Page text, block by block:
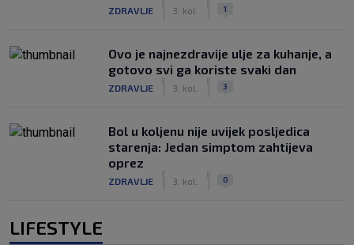
ZDRAVLJE 3. kol. 1
Ovo je najnezdravije ulje za kuhanje, a
gotovo svi ga koriste svaki dan
ZDRAVLJE 3. kol. 3
Bol u koljenu nije uvijek posljedica
starenja: Jedan simptom zahtijeva
oprez
ZDRAVLJE 3. kol. 0
LIFESTYLE